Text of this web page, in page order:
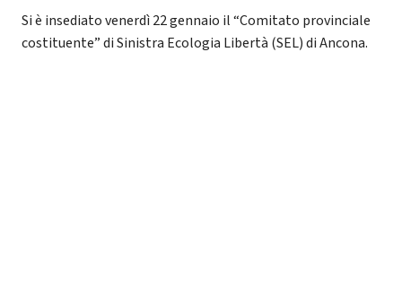
Si è insediato venerdì 22 gennaio il “Comitato provinciale
costituente” di Sinistra Ecologia Libertà (SEL) di Ancona.